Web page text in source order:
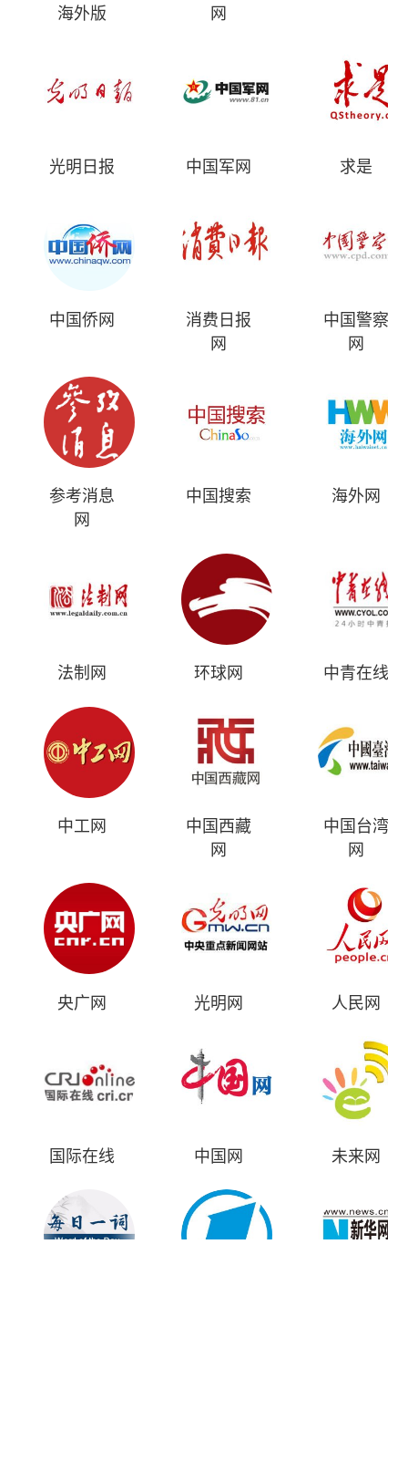
海外版
网
光明日报 中国军网 求是
中国侨网
消费日报
网
中国警察
网
参考消息
网
中国搜索 海外网
法制网 环球网 中青在线
中工网
中国西藏
网
中国台湾
网
央广网 光明网 人民网
国际在线 中国网 未来网